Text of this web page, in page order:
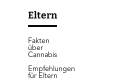
Eltern
Fakten
über
Cannabis
Empfehlungen
für Eltern